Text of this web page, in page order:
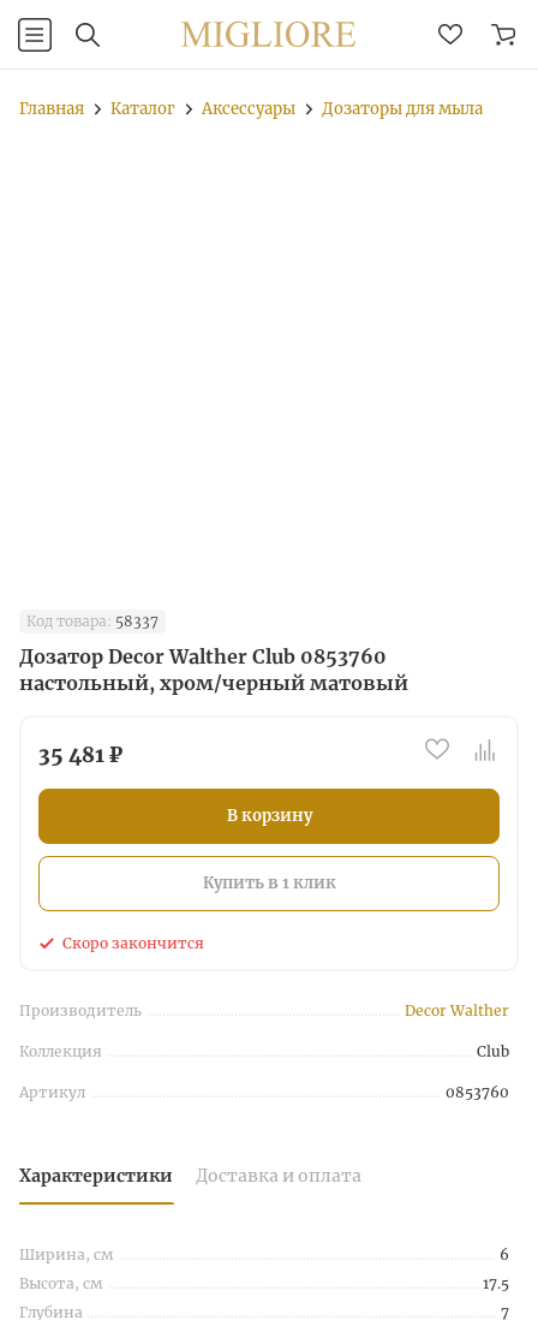
Главная Каталог Аксессуары Дозаторы для мыла
Код товара: 58337
Дозатор Decor Walther Club 0853760
настольный, хром/черный матовый
35 481 ₽
В корзину
Купить в 1 клик
Скоро закончится
Производитель Decor Walther
Коллекция Club
Артикул 0853760
Характеристики Доставка и оплата
Ширина, см
6
Высота, см
17.5
Глубина
7